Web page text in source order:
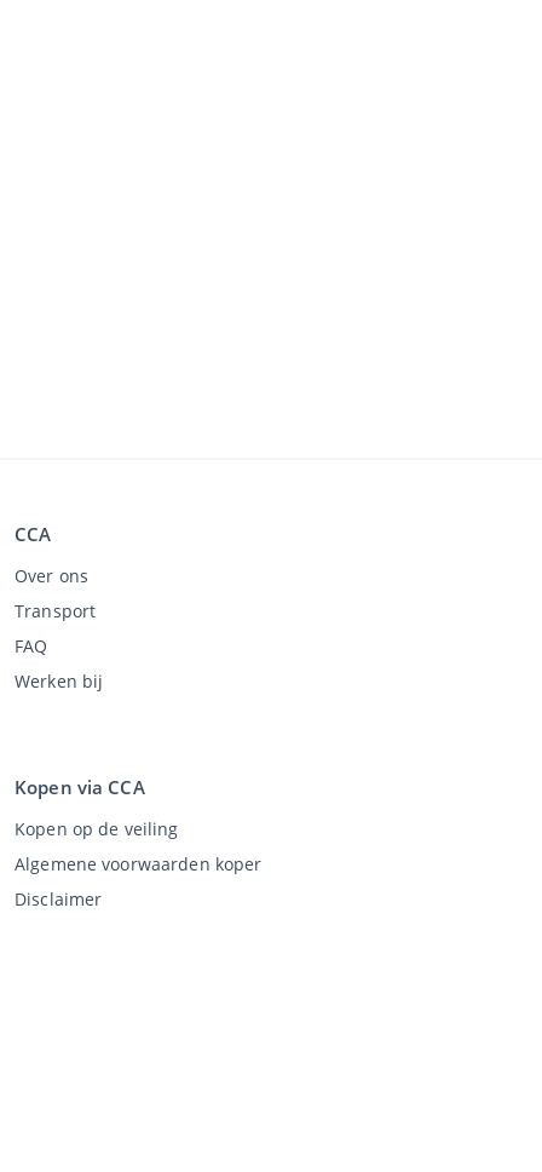
CCA
Over ons
Transport
FAQ
Werken bij
Kopen via CCA
Kopen op de veiling
Algemene voorwaarden koper
Disclaimer